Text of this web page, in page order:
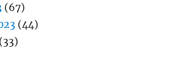
(67)
(44)
(33)